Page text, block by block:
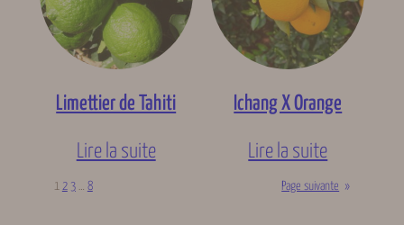
Limettier de Tahiti
Lire la suite
Ichang X Orange
Lire la suite
1 2 3 … 8 Page suivante »